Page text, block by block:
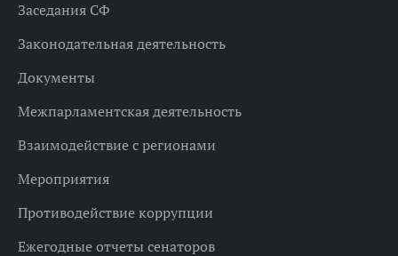
Заседания СФ
Законодательная деятельность
Документы
Межпарламентская деятельность
Взаимодействие с регионами
Мероприятия
Противодействие коррупции
Ежегодные отчеты сенаторов